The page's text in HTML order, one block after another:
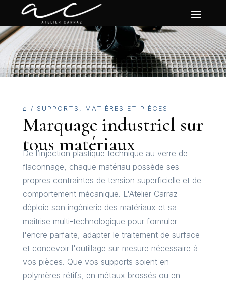
⌂ / SUPPORTS, MATIÈRES ET PIÈCES
Marquage industriel sur
tous matériaux
De l’injection plastique technique au verre de
flaconnage, chaque matériau possède ses
propres contraintes de tension superficielle et de
comportement mécanique. L'Atelier Carraz
déploie son ingénierie des matériaux et sa
maîtrise multi-technologique pour formuler
l'encre parfaite, adapter le traitement de surface
et concevoir l'outillage sur mesure nécessaire à
vos pièces. Que vos supports soient en
polymères rétifs, en métaux brossés ou en